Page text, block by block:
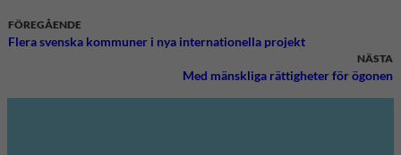
FÖREGÅENDE
Flera svenska kommuner i nya internationella projekt
NÄSTA
Med mänskliga rättigheter för ögonen